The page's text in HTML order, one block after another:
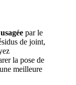
par le
de joint,
la pose de
meilleure